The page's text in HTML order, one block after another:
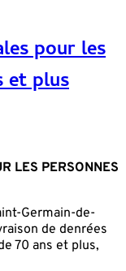
pour les
et plus
LES PERSONNES
Germain-de-
de denrées
70 ans et plus,